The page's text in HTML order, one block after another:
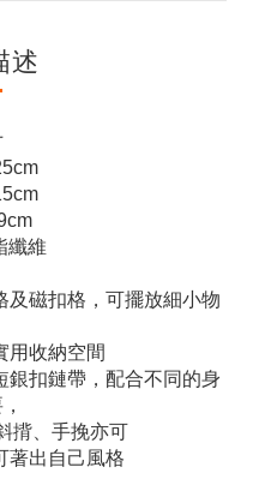
述
纖維
及磁扣格，可擺放細小物
用收納空間
銀扣鏈帶，配合不同的身
揹、手挽亦可
著出自己風格